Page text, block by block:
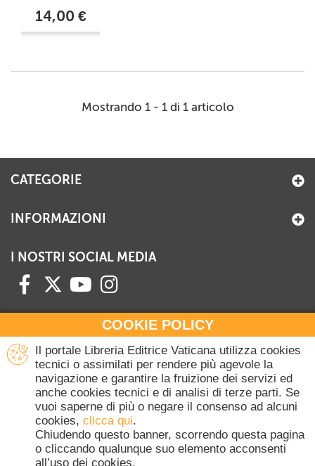
14,00 €
Mostrando 1 - 1 di 1 articolo
COOKIE POLICY
Il portale Libreria Editrice Vaticana utilizza cookies
tecnici o assimilati per rendere più agevole la
navigazione e garantire la fruizione dei servizi ed
anche cookies tecnici e di analisi di terze parti. Se
vuoi saperne di più o negare il consenso ad alcuni
cookies, clicca qui.
Chiudendo questo banner, scorrendo questa pagina
o cliccando qualunque suo elemento acconsenti
all’uso dei cookies.
CATEGORIE
INFORMAZIONI
I NOSTRI SOCIAL MEDIA
HAI BISOGNO DI INFORMAZIONI?
Contattaci all'Ufficio Commerciale
+39 06 698 45780
Lunedì-Giovedì 8-16.30
Venerdì 8-14
(Escluse festività Vaticane)